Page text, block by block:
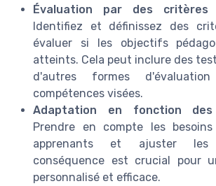
Évaluation par des critères
Identifiez et définissez des
évaluer si les objectifs
atteints. Cela peut inclure des
d'autres formes
compétences visées.
Adaptation en fonction des
Prendre en compte les
apprenants et ajuster
conséquence est crucial pour
personnalisé et efficace.